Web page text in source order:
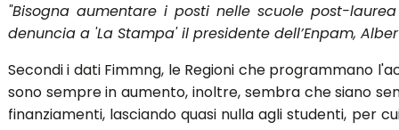
"Bisogna aumentare i posti nelle scuole post-
denuncia a 'La Stampa' il presidente dell’Enpam,
Secondi i dati Fimmng, le Regioni che programmano
sono sempre in aumento, inoltre, sembra che siano
finanziamenti, lasciando quasi nulla agli studenti, per